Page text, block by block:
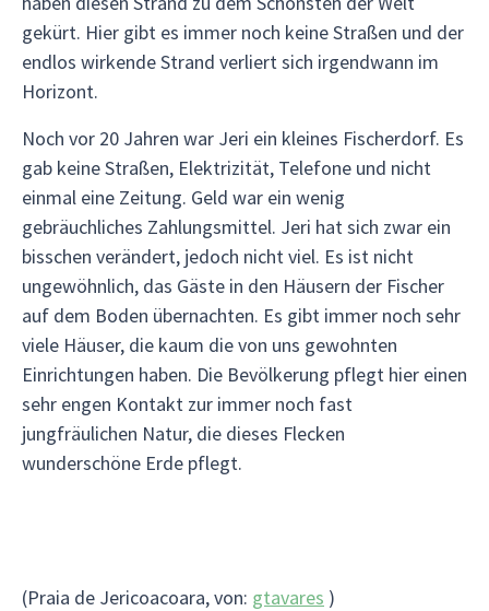
gekürt. Hier gibt es immer noch keine Straßen und der
endlos wirkende Strand verliert sich irgendwann im
Horizont.
Noch vor 20 Jahren war Jeri ein kleines Fischerdorf. Es
gab keine Straßen, Elektrizität, Telefone und nicht
einmal eine Zeitung. Geld war ein wenig
gebräuchliches Zahlungsmittel. Jeri hat sich zwar ein
bisschen verändert, jedoch nicht viel. Es ist nicht
ungewöhnlich, das Gäste in den Häusern der Fischer
auf dem Boden übernachten. Es gibt immer noch sehr
viele Häuser, die kaum die von uns gewohnten
Einrichtungen haben. Die Bevölkerung pflegt hier einen
sehr engen Kontakt zur immer noch fast
jungfräulichen Natur, die dieses Flecken
wunderschöne Erde pflegt.
(Praia de Jericoacoara, von: gtavares )